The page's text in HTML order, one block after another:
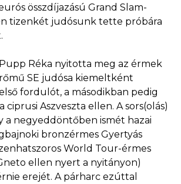
összdíjazású Grand Slam-
tizenkét judósunk tette próbára
Réka nyitotta meg az érmek
SE judósa kiemeltként
fordulót, a másodikban pedig
Aszveszta ellen. A sors(olás)
a negyeddöntőben ismét hazai
bronzérmes Gyertyás
World Tour-érmes
ellen nyert a nyitányon)
erejét. A párharc ezúttal